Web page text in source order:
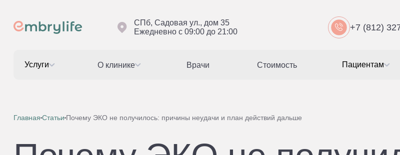
СПб, Садовая ул., дом 35
Ежедневно с 09:00 до 21:00
+7 (812)
Услуги О клинике Врачи Стоимость Пациентам
Главная Статьи Почему ЭКО не получилось: причины неудачи и план действий дальше